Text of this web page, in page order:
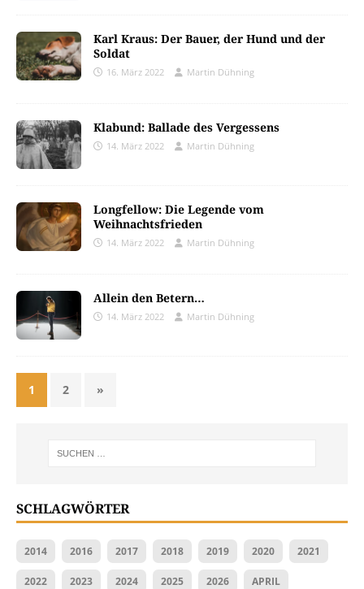
Karl Kraus: Der Bauer, der Hund und der
Soldat
16. März 2022 Martin Dühning
Klabund: Ballade des Vergessens
14. März 2022 Martin Dühning
Longfellow: Die Legende vom
Weihnachtsfrieden
14. März 2022 Martin Dühning
Allein den Betern…
14. März 2022 Martin Dühning
1 2 »
SCHLAGWÖRTER
2014 2016 2017 2018 2019 2020 2021
2022 2023 2024 2025 2026 APRIL